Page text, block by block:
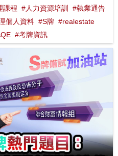
課程 #人力資源培訓
#執業通告
個人資料 #S牌 #realestate
#考牌資訊